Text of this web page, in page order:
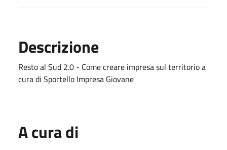
Descrizione
Resto al Sud 2.0 - Come creare impresa sul territorio a
cura di Sportello Impresa Giovane
A cura di